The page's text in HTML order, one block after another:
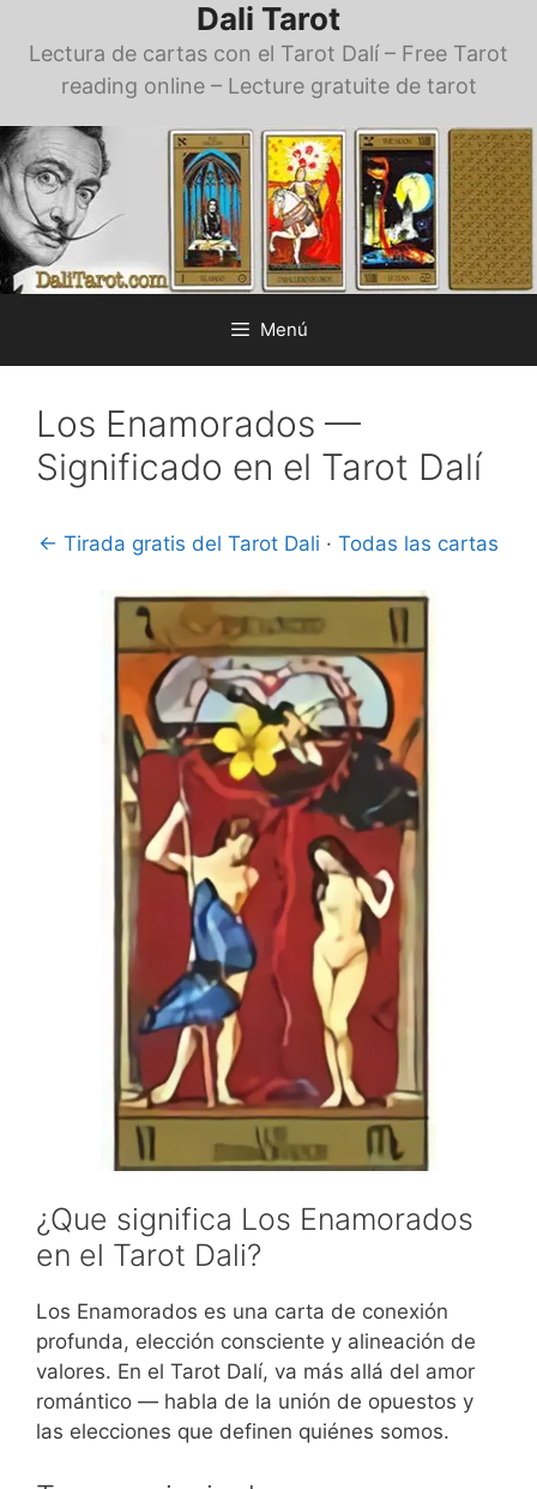
Dali Tarot
Lectura de cartas con el Tarot Dalí – Free Tarot
reading online – Lecture gratuite de tarot
Menú
Los Enamorados —
Significado en el Tarot Dalí
← Tirada gratis del Tarot Dali · Todas las cartas
¿Que significa Los Enamorados
en el Tarot Dali?
Los Enamorados es una carta de conexión
profunda, elección consciente y alineación de
valores. En el Tarot Dalí, va más allá del amor
romántico — habla de la unión de opuestos y
las elecciones que definen quiénes somos.